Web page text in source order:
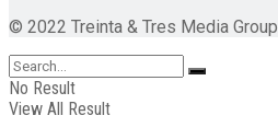
© 2022 Treinta & Tres Media Group
No Result
View All Result